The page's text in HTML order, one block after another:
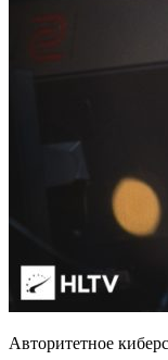
Авторитетное